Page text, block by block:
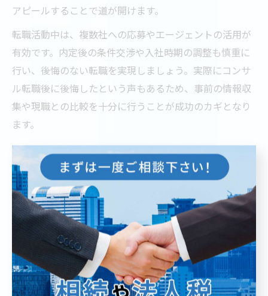
アピールすることで道が開けます。
転職活動中は、複数社への応募やエージェントの活用が
有効です。内定後の条件交渉や入社時期の調整も慎重に
行い、後悔のない転職を実現しましょう。実際にコンサ
ル転職後に後悔したという声もあるため、事前の情報収
集や現職との比較を十分に行うことが成功のカギとなり
ます。
コンサル求人選びが東京での成長を左右する理由
コンサル求人選びは、東京都内でのキャリア成長に直結
します。なぜなら、企業ごとの業務内容やプロジェクト
規模、昇進・評価制度が大きく異なるためです。たとえ
ば、グローバル案件や大手クライアントを担当できる企
業では、早期に実践的な経験を積むことができ、成長ス
ピードも速まります。